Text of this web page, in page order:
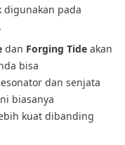
pada
dan Forging Tide akan
bisa
dan senjata
biasanya
kuat dibanding